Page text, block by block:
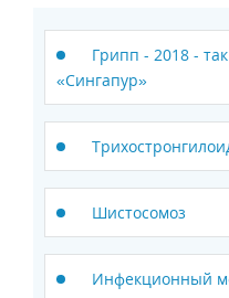
Грипп - 2018 -
«Сингапур»
Шистосомоз
Инфекционный